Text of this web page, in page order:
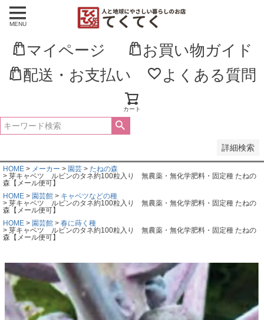
MENU
マイページ
お買い物ガイド
配送・お支払い
よくある質問
カート
詳細検索
新着順
登録順
価格が高い順
優先度順
HOME メーカー 園芸
たねの森
芽キャベツ ルビンのタネ約100粒入り 無農薬・無化学肥料・固定種 たねの
森【メール便可】
HOME
園芸館
キャベツなどの種
芽キャベツ ルビンのタネ約100粒入り 無農薬・無化学肥料・固定種 たねの
森【メール便可】
HOME
園芸館
春に蒔く種
芽キャベツ ルビンのタネ約100粒入り 無農薬・無化学肥料・固定種 たねの
森【メール便可】